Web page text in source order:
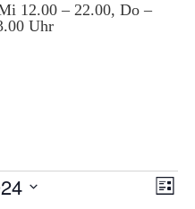
12.00 – 22.00, Do –
Uhr
Liste